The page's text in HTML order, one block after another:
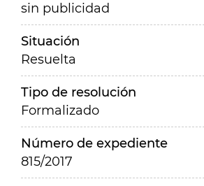
sin publicidad
Situación
Resuelta
Tipo de resolución
Formalizado
Número de expediente
815/2017